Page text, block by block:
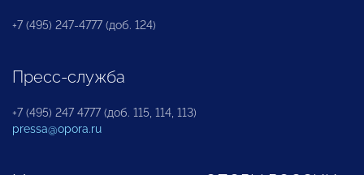
+7 (495) 247-4777 (доб. 124)
Пресс-служба
+7 (495) 247 4777 (доб. 115, 114, 113)
pressa@opora.ru